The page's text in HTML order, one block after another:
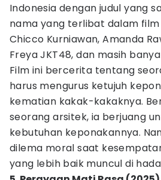
Indonesia dengan judul yang
nama yang terlibat dalam film
Chicco Kurniawan, Amanda
Freya JKT48, dan masih
Film ini bercerita tentang
harus mengurus ketujuh
kematian kakak-kakaknya.
seorang arsitek, ia berjuang
kebutuhan keponakannya.
dilema moral saat
yang lebih baik muncul di